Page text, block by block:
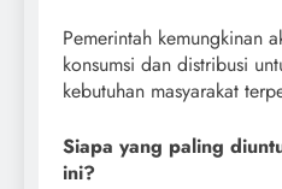
Pemerintah kemungkinan
konsumsi dan distribusi
kebutuhan masyarakat
Siapa yang paling
ini?